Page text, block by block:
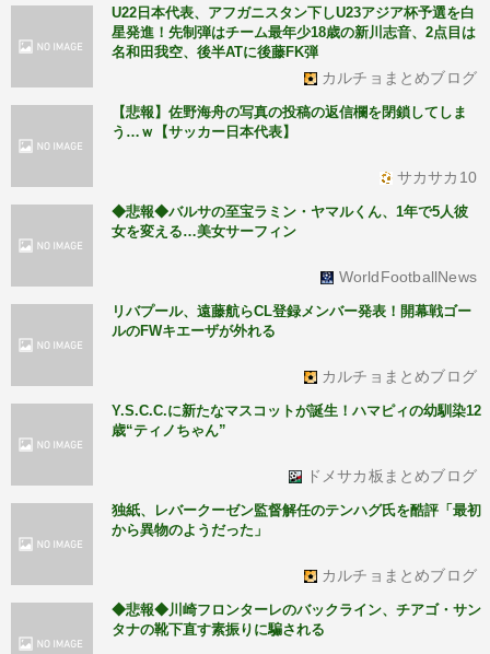
U22日本代表、アフガニスタン下しU23アジア杯予選を白
星発進！先制弾はチーム最年少18歳の新川志音、2点目は
名和田我空、後半ATに後藤FK弾
カルチョまとめブログ
【悲報】佐野海舟の写真の投稿の返信欄を閉鎖してしま
う…ｗ【サッカー日本代表】
サカサカ10
◆悲報◆バルサの至宝ラミン・ヤマルくん、1年で5人彼
女を変える…美女サーフィン
WorldFootballNews
リバプール、遠藤航らCL登録メンバー発表！開幕戦ゴー
ルのFWキエーザが外れる
カルチョまとめブログ
Y.S.C.C.に新たなマスコットが誕生！ハマピィの幼馴染12
歳“ティノちゃん”
ドメサカ板まとめブログ
独紙、レバークーゼン監督解任のテンハグ氏を酷評「最初
から異物のようだった」
カルチョまとめブログ
◆悲報◆川崎フロンターレのバックライン、チアゴ・サン
タナの靴下直す素振りに騙される